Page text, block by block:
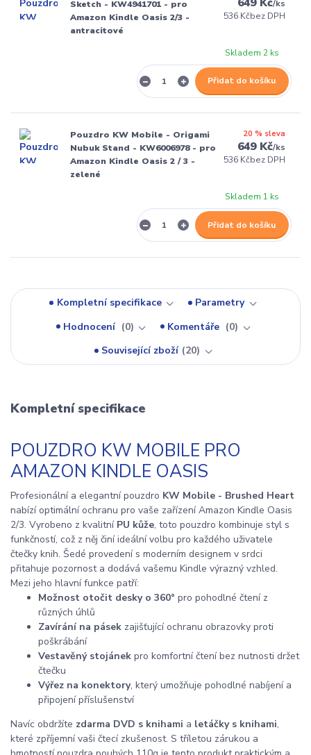
Sketch - KW4941701 - pro
Amazon Kindle Oasis 2/3 -
antracitové
/ks
536 Kčbez DPH
Skladem 2 ks
Přidat do košíku
Pouzdro KW Mobile - Origami
Nubuk Stand - KW6006978 - pro
Amazon Kindle Oasis 2 / 3 -
zelené
20 % sleva
649 Kč/ks
536 Kčbez DPH
Skladem 1 ks
Přidat do košíku
Kompletní specifikace
Parametry
Hodnocení
0 Komentáře
0
Související zboží 20
Kompletní specifikace
POUZDRO KW MOBILE PRO
AMAZON KINDLE OASIS
Profesionální a elegantní pouzdro KW Mobile - Brushed Heart
nabízí optimální ochranu pro vaše zařízení Amazon Kindle Oasis
2/3. Vyrobeno z kvalitní PU kůže, toto pouzdro kombinuje styl s
funkčností, což z něj činí ideální volbu pro každého uživatele
čtečky knih. Šedé provedení s moderním designem v srdci
přitahuje pozornost a dodává vašemu Kindle výrazný vzhled.
Mezi jeho hlavní funkce patří:
Možnost otočit desky o 360° pro pohodlné čtení z
různých úhlů
Zavírání na pásek zajišťující ochranu obrazovky proti
poškrábání
Vestavěný stojánek pro komfortní čtení bez nutnosti držet
čtečku
Výřez na konektory, který umožňuje pohodlné nabíjení a
připojení příslušenství
Navíc obdržíte zdarma DVD s knihami a letáčky s knihami,
které zpříjemní vaši čtecí zkušenost. S tříletou zárukou a